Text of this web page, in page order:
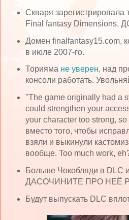
Скваря зарегистрировала
Final fantasy Dimensions.
Домен finalfantasy15.com,
в июле 2007-го.
Торияма не уверен, над
консоли работать.
"The game originally had a
could strengthen your
your character too strong,
вместо того, чтобы
взяли и выкинули
вообще. Too much work,
Больше Чокобляди в DLC
ДАСОЧИНИТЕ ПРО НЕЁ
Будут выпускать DLC